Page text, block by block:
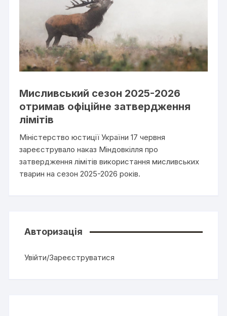
Мисливський сезон 2025-2026
отримав офіційне затвердження
лімітів
Міністерство юстиції України 17 червня
зареєструвало наказ Міндовкілля про
затвердження лімітів використання мисливських
тварин на сезон 2025-2026 років.
Авторизація
Увійти/Зареєструватися